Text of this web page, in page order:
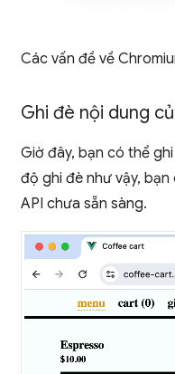
Các vấn đề về
Ghi đè nội dung
Giờ đây, bạn có thể
độ ghi đè như vậy,
API chưa sẵn sàng.